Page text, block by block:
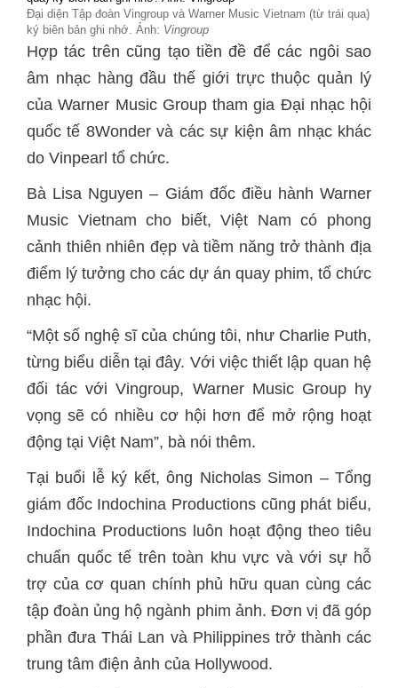
Đại diện Tập đoàn Vingroup và Warner Music Vietnam (từ trái qua)
ký biên bản ghi nhớ. Ảnh: Vingroup
Hợp tác trên cũng tạo tiền đề để các ngôi sao
âm nhạc hàng đầu thế giới trực thuộc quản lý
của Warner Music Group tham gia Đại nhạc hội
quốc tế 8Wonder và các sự kiện âm nhạc khác
do Vinpearl tổ chức.
Bà Lisa Nguyen – Giám đốc điều hành Warner
Music Vietnam cho biết, Việt Nam có phong
cảnh thiên nhiên đẹp và tiềm năng trở thành địa
điểm lý tưởng cho các dự án quay phim, tổ chức
nhạc hội.
“Một số nghệ sĩ của chúng tôi, như Charlie Puth,
từng biểu diễn tại đây. Với việc thiết lập quan hệ
đối tác với Vingroup, Warner Music Group hy
vọng sẽ có nhiều cơ hội hơn để mở rộng hoạt
động tại Việt Nam”, bà nói thêm.
Tại buổi lễ ký kết, ông Nicholas Simon – Tổng
giám đốc Indochina Productions cũng phát biểu,
Indochina Productions luôn hoạt động theo tiêu
chuẩn quốc tế trên toàn khu vực và với sự hỗ
trợ của cơ quan chính phủ hữu quan cùng các
tập đoàn ủng hộ ngành phim ảnh. Đơn vị đã góp
phần đưa Thái Lan và Philippines trở thành các
trung tâm điện ảnh của Hollywood.